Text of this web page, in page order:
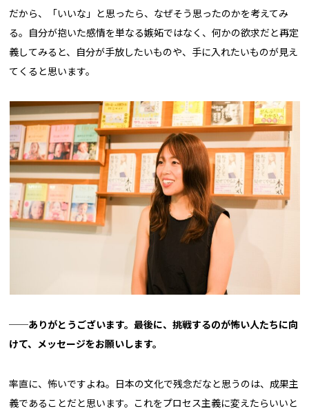
だから、「いいな」と思ったら、なぜそう思ったのかを考えてみ
る。自分が抱いた感情を単なる嫉妬ではなく、何かの欲求だと再定
義してみると、自分が手放したいものや、手に入れたいものが見え
てくると思います。
──ありがとうございます。最後に、挑戦するのが怖い人たちに向
けて、メッセージをお願いします。
率直に、怖いですよね。日本の文化で残念だなと思うのは、成果主
義であることだと思います。これをプロセス主義に変えたらいいと